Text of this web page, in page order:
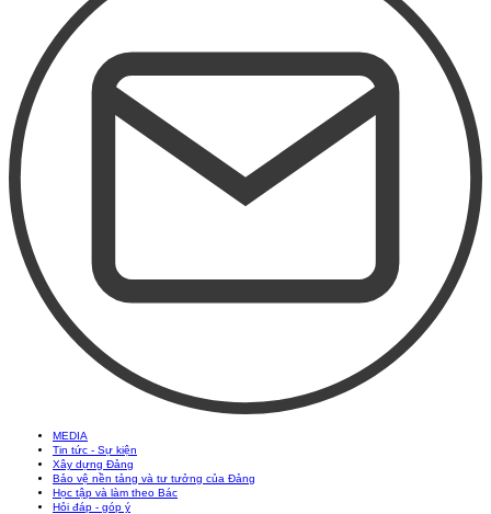
MEDIA
Tin tức - Sự kiện
Xây dựng Đảng
Bảo vệ nền tảng và tư tưởng của Đảng
Học tập và làm theo Bác
Hỏi đáp - góp ý